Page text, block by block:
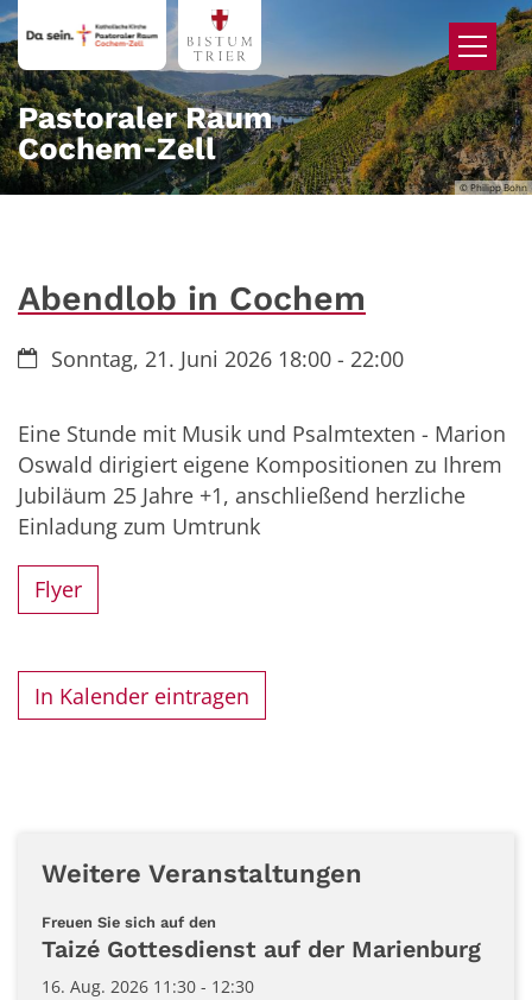
Zum Inhalt springen
© Philipp Bohn
Pastoraler Raum
Cochem‑Zell
Abendlob in Cochem
Datum:Sonntag, 21. Juni 2026 18:00 - 22:00
Eine Stunde mit Musik und Psalmtexten - Marion
Oswald dirigiert eigene Kompositionen zu Ihrem
Jubiläum 25 Jahre +1, anschließend herzliche
Einladung zum Umtrunk
Flyer
In Kalender eintragen
Weitere Veranstaltungen
Freuen Sie sich auf den
Taizé Gottesdienst auf der Marienburg
16. Aug. 2026 11:30 - 12:30